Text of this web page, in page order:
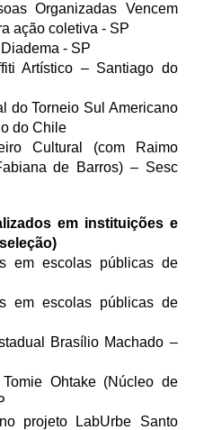
Organizadas Vencem
ação coletiva - SP
- SP
Artístico – Santiago do
do Torneio Sul Americano
do Chile
Cultural (com Raimo
de Barros) – Sesc
em instituições e
em escolas públicas de
em escolas públicas de
Brasílio Machado –
Ohtake (Núcleo de
projeto LabUrbe Santo